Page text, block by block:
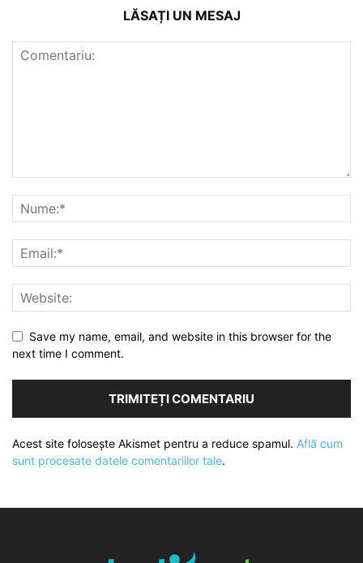
LĂSAȚI UN MESAJ
Save my name, email, and website in this browser for the
next time I comment.
Acest site folosește Akismet pentru a reduce spamul. Află cum
sunt procesate datele comentariilor tale.